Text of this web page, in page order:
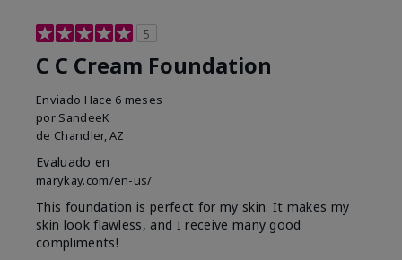
5
C C Cream Foundation
Enviado Hace 6 meses
por SandeeK
de Chandler, AZ
Evaluado en
marykay.com/en-us/
This foundation is perfect for my skin. It makes my
skin look flawless, and I receive many good
compliments!